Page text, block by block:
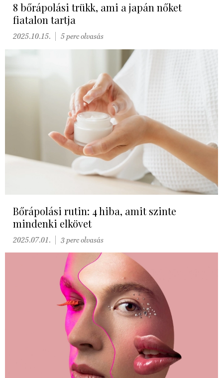
8 bőrápolási trükk, ami a japán nőket
fiatalon tartja
2025.10.15. 5 perc olvasás
Bőrápolási rutin: 4 hiba, amit szinte
mindenki elkövet
2025.07.01. 3 perc olvasás